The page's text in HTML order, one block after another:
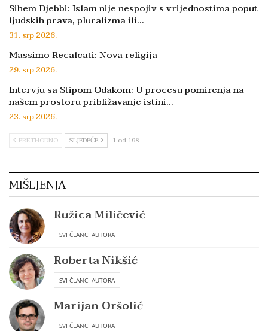
Sihem Djebbi: Islam nije nespojiv s vrijednostima poput
ljudskih prava, pluralizma ili…
31. srp 2026.
Massimo Recalcati: Nova religija
29. srp 2026.
Intervju sa Stipom Odakom: U procesu pomirenja na
našem prostoru približavanje istini…
23. srp 2026.
PRETHODNO SLJEDEĆE 1 od 198
MIŠLJENJA
Ružica Miličević
SVI ČLANCI AUTORA
Roberta Nikšić
SVI ČLANCI AUTORA
Marijan Oršolić
SVI ČLANCI AUTORA